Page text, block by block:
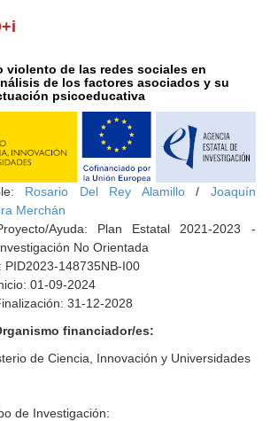
violento de las redes sociales en
de los factores asociados y su
psicoeducativa
Rosario Del Rey Alamillo/ Joaquín
Merchán
Ayuda: Plan Estatal 2021-2023 -
No Orientada
PID2023-148735NB-I00
01-09-2024
31-12-2028
financiador/es:
de Ciencia, Innovación y Universidades
de Investigación: